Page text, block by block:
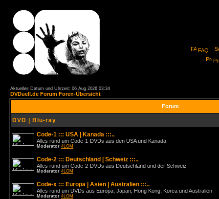
FAQ
Aktuelles Datum und Uhrzeit: 06 Aug 2026 03:34
DVDuell.de Forum Foren-Übersicht
Forum
DVD | Blu-ray
Code-1 ::: USA | Kanada :::..
Alles rund um Code-1-DVDs aus den USA und Kanada
Moderator 4LOM
Code-2 ::: Deutschland | Schweiz :::..
Alles rund um Code-2-DVDs aus Deutschland und der Schweiz
Moderator 4LOM
Code-x ::: Europa | Asien | Australien :::..
Alles rund um DVDs aus Europa, Japan, Hong Kong, Korea und Australien
Moderator 4LOM